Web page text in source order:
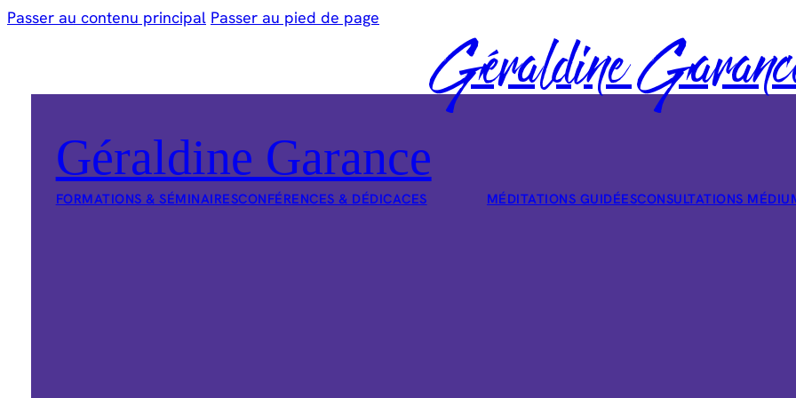
Passer au contenu principal Passer au pied de page
Géraldine
Géraldine Garance
FORMATIONS & SÉMINAIRESCONFÉRENCES & DÉDICACES MÉDITATIONS GUIDÉESCONSULTATIONS